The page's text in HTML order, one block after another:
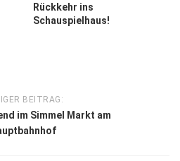
Rückkehr ins
Schauspielhaus!
BEITRAG:
im Simmel Markt am